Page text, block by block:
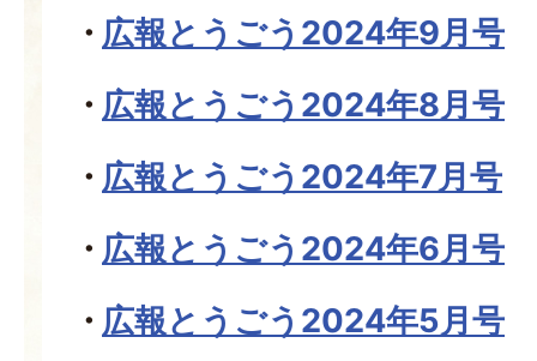
広報とうごう2024年9月号
広報とうごう2024年8月号
広報とうごう2024年7月号
広報とうごう2024年6月号
広報とうごう2024年5月号